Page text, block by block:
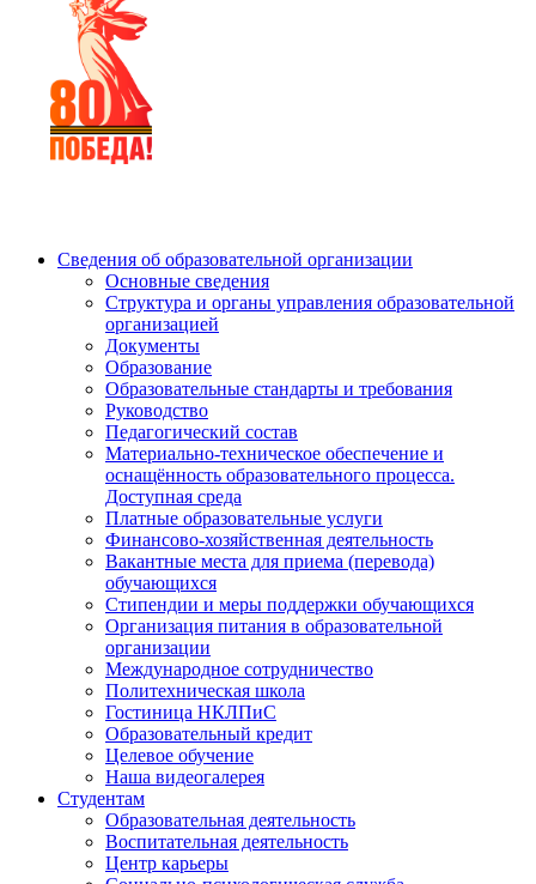
Сведения об образовательной организации
Основные сведения
Структура и органы управления образовательной
организацией
Документы
Образование
Образовательные стандарты и требования
Руководство
Педагогический состав
Материально-техническое обеспечение и
оснащённость образовательного процесса.
Доступная среда
Платные образовательные услуги
Финансово-хозяйственная деятельность
Вакантные места для приема (перевода)
обучающихся
Стипендии и меры поддержки обучающихся
Организация питания в образовательной
организации
Международное сотрудничество
Политехническая школа
Гостиница НКЛПиС
Образовательный кредит
Целевое обучение
Наша видеогалерея
Студентам
Образовательная деятельность
Воспитательная деятельность
Центр карьеры